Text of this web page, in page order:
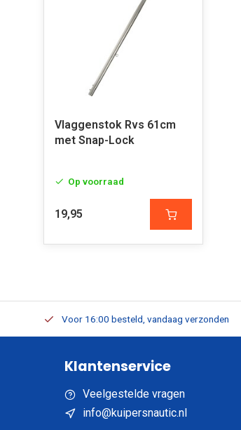
Vlaggenstok Rvs 61cm
met Snap-Lock
Op voorraad
19,95
Voor 16:00 besteld, vandaag verzonden
Klantenservice
Veelgestelde vragen
info@kuipersnautic.nl